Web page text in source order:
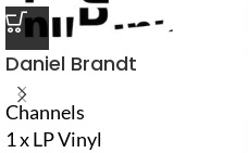
Daniel Brandt
Channels
1 x LP Vinyl